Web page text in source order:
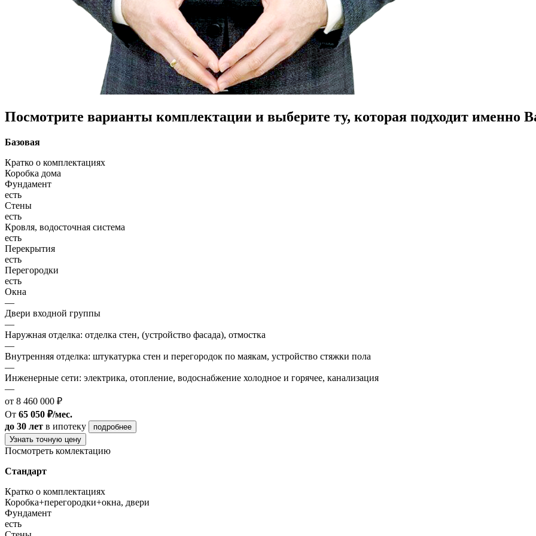
Посмотрите варианты комплектации и выберите ту, которая подходит именно
Базовая
Кратко о комплектациях
Коробка дома
Фундамент
есть
Стены
есть
Кровля, водосточная система
есть
Перекрытия
есть
Перегородки
есть
Окна
—
Двери входной группы
—
Наружная отделка: отделка стен, (устройство фасада), отмостка
—
Внутренняя отделка: штукатурка стен и перегородок по маякам, устройство стяжки пола
—
Инженерные сети: электрика, отопление, водоснабжение холодное и горячее, канализация
—
от 8 460 000 ₽
От 65 050 ₽/мес.
до 30 лет в ипотеку
подробнее
Узнать точную цену
Посмотреть комлектацию
Стандарт
Кратко о комплектациях
Коробка+перегородки+окна, двери
Фундамент
есть